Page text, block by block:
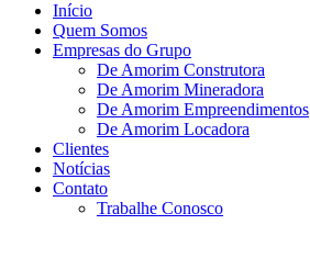
Início
Quem Somos
Empresas do Grupo
De Amorim Construtora
De Amorim Mineradora
De Amorim Empreendimentos
De Amorim Locadora
Clientes
Notícias
Contato
Trabalhe Conosco